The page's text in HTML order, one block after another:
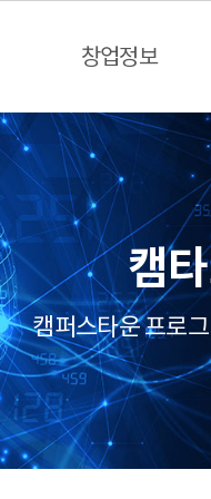
창업정보
캠
캠퍼스타운 프로